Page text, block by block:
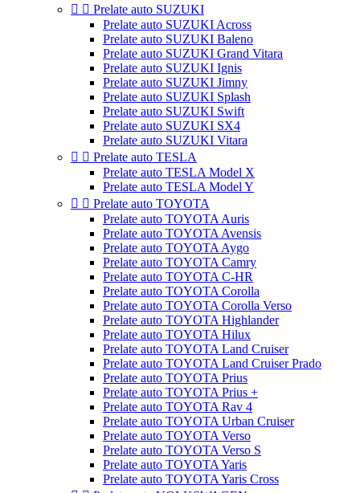
  Prelate auto SUZUKI
Prelate auto SUZUKI Across
Prelate auto SUZUKI Baleno
Prelate auto SUZUKI Grand Vitara
Prelate auto SUZUKI Ignis
Prelate auto SUZUKI Jimny
Prelate auto SUZUKI Splash
Prelate auto SUZUKI Swift
Prelate auto SUZUKI SX4
Prelate auto SUZUKI Vitara
  Prelate auto TESLA
Prelate auto TESLA Model X
Prelate auto TESLA Model Y
  Prelate auto TOYOTA
Prelate auto TOYOTA Auris
Prelate auto TOYOTA Avensis
Prelate auto TOYOTA Aygo
Prelate auto TOYOTA Camry
Prelate auto TOYOTA C-HR
Prelate auto TOYOTA Corolla
Prelate auto TOYOTA Corolla Verso
Prelate auto TOYOTA Highlander
Prelate auto TOYOTA Hilux
Prelate auto TOYOTA Land Cruiser
Prelate auto TOYOTA Land Cruiser Prado
Prelate auto TOYOTA Prius
Prelate auto TOYOTA Prius +
Prelate auto TOYOTA Rav 4
Prelate auto TOYOTA Urban Cruiser
Prelate auto TOYOTA Verso
Prelate auto TOYOTA Verso S
Prelate auto TOYOTA Yaris
Prelate auto TOYOTA Yaris Cross